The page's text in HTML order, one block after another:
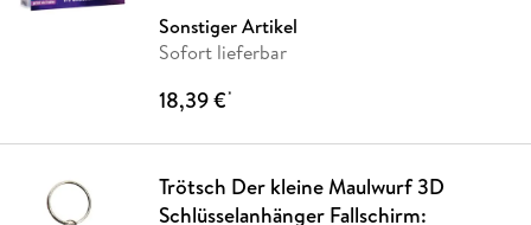
Sonstiger Artikel
Sofort lieferbar
18,39 €*
Trötsch Der kleine Maulwurf 3D
Schlüsselanhänger Fallschirm: